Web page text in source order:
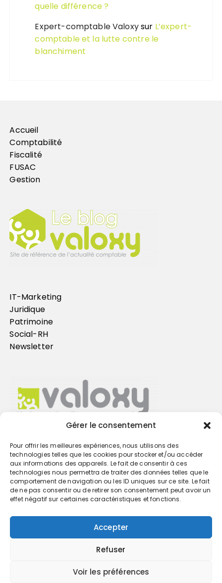
Gérer le consentement
Pour offrir les meilleures expériences, nous utilisons des
technologies telles que les cookies pour stocker et/ou accéder
aux informations des appareils. Le fait de consentir à ces
technologies nous permettra de traiter des données telles que le
comportement de navigation ou les ID uniques sur ce site. Le fait
de ne pas consentir ou de retirer son consentement peut avoir un
effet négatif sur certaines caractéristiques et fonctions.
Accepter
Refuser
Voir les préférences
quelle différence ?
Expert-comptable Valoxysur L’expert-
comptable et la lutte contre le
blanchiment
Accueil
Comptabilité
Fiscalité
FUSAC
Gestion
IT-Marketing
Juridique
Patrimoine
Social-RH
Newsletter
Trouvez votre cabinet
GO